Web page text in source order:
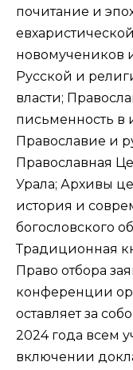
почитание и
новомучеников
Русской и
власти;
письменность в
Православие и
Православная
Урала; Архивы
история и
богословского
Традиционная
Право отбора
конференции
оставляет за
2024 года всем
включении